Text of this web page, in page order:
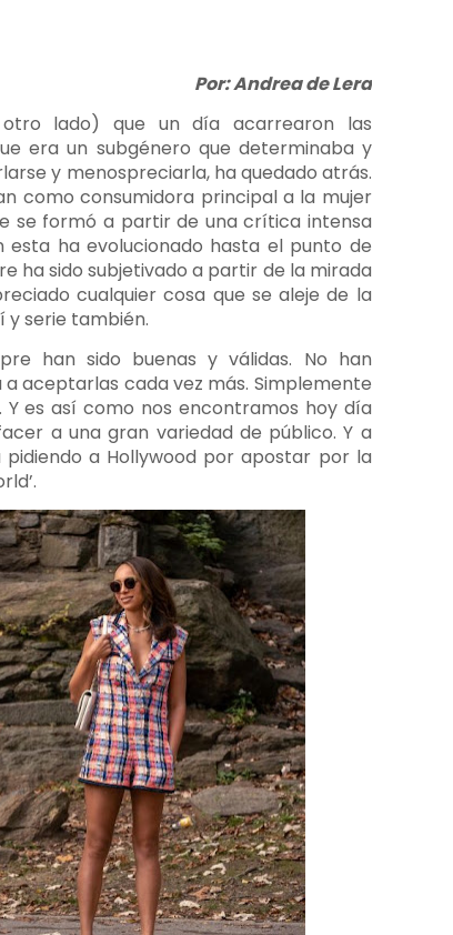
Por: Andrea de Lera
lado) que un día acarrearon las
era un subgénero que determinaba y
y menospreciarla, ha quedado atrás.
como consumidora principal a la mujer
se formó a partir de una crítica intensa
ha evolucionado hasta el punto de
ha sido subjetivado a partir de la mirada
cualquier cosa que se aleje de la
y serie también.
han sido buenas y válidas. No han
aceptarlas cada vez más. Simplemente
es así como nos encontramos hoy día
a una gran variedad de público. Y a
a Hollywood por apostar por la